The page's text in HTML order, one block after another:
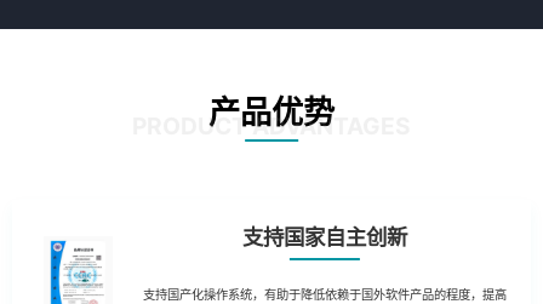
产品优势
PRODUCT ADVANTAGES
支持国家自主创新
支持国产化操作系统，有助于降低依赖于国外软件产品的程度，提高